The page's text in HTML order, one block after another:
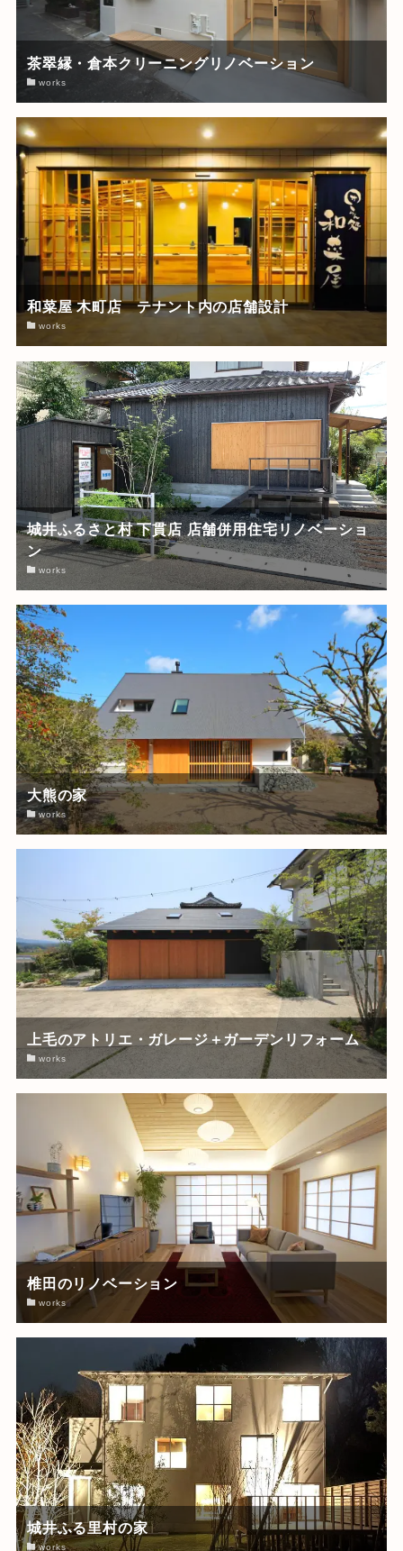
茶翠縁・倉本クリーニングリノベーション
works
和菜屋 木町店 テナント内の店舗設計
works
城井ふるさと村 下貫店 店舗併用住宅リノベーショ
ン
works
大熊の家
works
上毛のアトリエ・ガレージ＋ガーデンリフォーム
works
椎田のリノベーション
works
城井ふる里村の家
works